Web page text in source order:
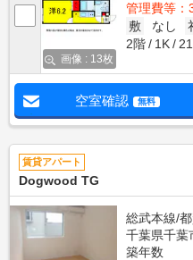
画像 : 13枚
管理費等：
敷
なし
2階
1K
空室確認 無料
賃貸アパート
Dogwood TG
総武本線/
千葉県千葉
築年数